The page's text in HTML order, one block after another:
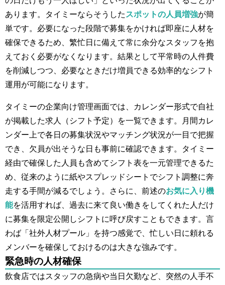
あります。タイミーならそうした スポットの人員増強が簡
単です。必要になった段階で募集をかければ即座に人材を
確保できるため、繁忙日に備えて常に余分なスタッフを抱
えておく必要がなくなります。結果として平常時の人件費
を削減しつつ、必要なときだけ増員できる効率的なシフト
運用が可能になります。
タイミーの企業向け管理画面では、カレンダー形式で自社
が掲載した求人（シフト予定）を一覧できます​。月間カレ
ンダー上で各日の募集状況やマッチング状況が一目で把握
でき、欠員が出そうな日も事前に確認できます。タイミー
経由で確保した人員も含めてシフト表を一元管理できるた
め、従来のように紙やスプレッドシートでシフト調整に奔
走する手間が減るでしょう。さらに、前述のお気に入り機
能を活用すれば、過去に来て良い働きをしてくれた人だけ
に募集を限定公開しシフトに呼び戻すこともできます​。言
わば「社外人材プール」を持つ感覚で、忙しい日に頼れる
メンバーを確保しておけるのは大きな強みです。
緊急時の人材確保
飲食店ではスタッフの急病や当日欠勤など、突然の人手不